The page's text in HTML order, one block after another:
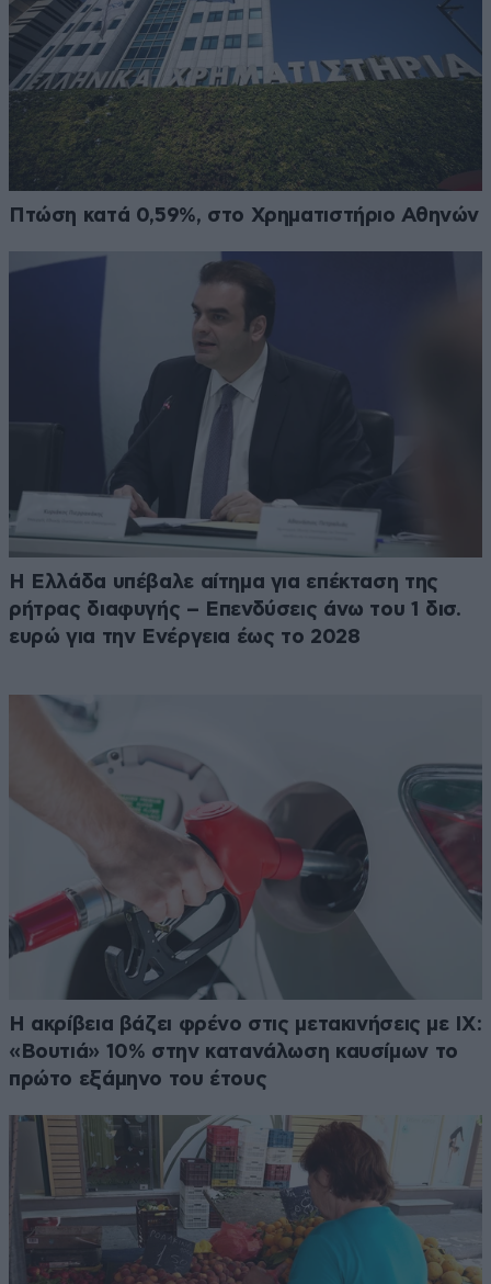
Πτώση κατά 0,59%, στο Χρηματιστήριο Αθηνών
Η Ελλάδα υπέβαλε αίτημα για επέκταση της
ρήτρας διαφυγής – Επενδύσεις άνω του 1 δισ.
ευρώ για την Ενέργεια έως το 2028
Η ακρίβεια βάζει φρένο στις μετακινήσεις με ΙΧ:
«Βουτιά» 10% στην κατανάλωση καυσίμων το
πρώτο εξάμηνο του έτους